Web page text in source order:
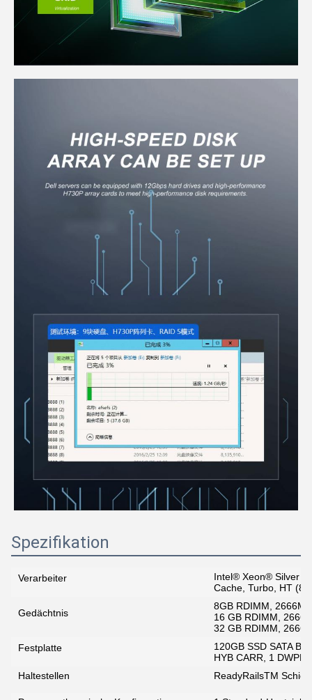
Spezifikation
Verarbeiter
Intel® Xeon® Silver
Cache, Turbo, HT
Gedächtnis
8GB RDIMM,
16 GB RDIMM,
32 GB RDIMM,
Festplatte
120GB SSD SATA
HYB CARR, 1
Haltestellen
ReadyRailsTM